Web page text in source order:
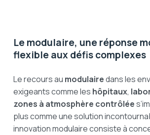
Le modulaire, une réponse
flexible aux défis complexes
Le recours au modulairedans les
exigeants comme les hôpitaux,
zones à atmosphère contrôlée
plus comme une solution
innovation modulaire consiste à